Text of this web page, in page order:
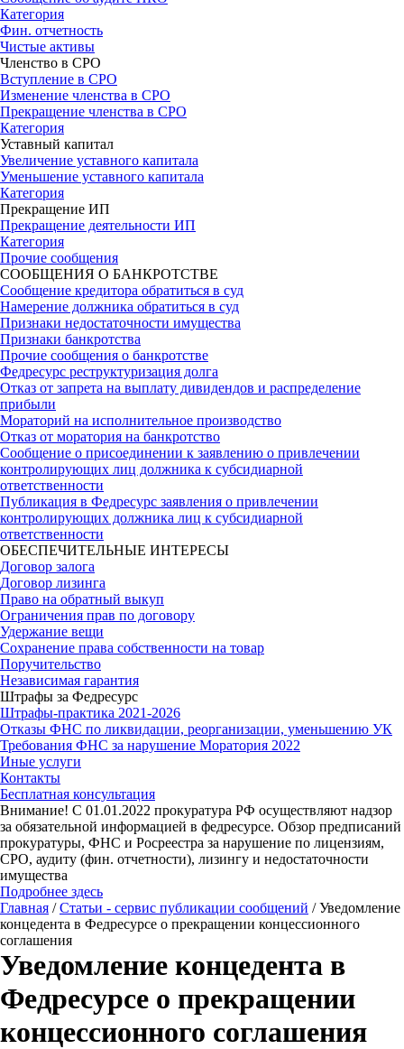
Категория
Фин. отчетность
Чистые активы
Членство в СРО
Вступление в СРО
Изменение членства в СРО
Прекращение членства в СРО
Категория
Уставный капитал
Увеличение уставного капитала
Уменьшение уставного капитала
Категория
Прекращение ИП
Прекращение деятельности ИП
Категория
Прочие сообщения
СООБЩЕНИЯ О БАНКРОТСТВЕ
Сообщение кредитора обратиться в суд
Намерение должника обратиться в суд
Признаки недостаточности имущества
Признаки банкротства
Прочие сообщения о банкротстве
Федресурс реструктуризация долга
Отказ от запрета на выплату дивидендов и распределение
прибыли
Мораторий на исполнительное производство
Отказ от моратория на банкротство
Сообщение о присоединении к заявлению о привлечении
контролирующих лиц должника к субсидиарной
ответственности
Публикация в Федресурс заявления о привлечении
контролирующих должника лиц к субсидиарной
ответственности
ОБЕСПЕЧИТЕЛЬНЫЕ ИНТЕРЕСЫ
Договор залога
Договор лизинга
Право на обратный выкуп
Ограничения прав по договору
Удержание вещи
Сохранение права собственности на товар
Поручительство
Независимая гарантия
Штрафы за Федресурс
Штрафы-практика 2021-2026
Отказы ФНС по ликвидации, реорганизации, уменьшению УК
Требования ФНС за нарушение Моратория 2022
Иные услуги
Контакты
Бесплатная консультация
Внимание! С 01.01.2022 прокуратура РФ осуществляют надзор
за обязательной информацией в федресурсе. Обзор предписаний
прокуратуры, ФНС и Росреестра за нарушение по лицензиям,
СРО, аудиту (фин. отчетности), лизингу и недостаточности
имущества
Подробнее здесь
Главная / Статьи - сервис публикации сообщений /Уведомление
концедента в Федресурсе о прекращении концессионного
соглашения
Уведомление концедента в
Федресурсе о прекращении
концессионного соглашения